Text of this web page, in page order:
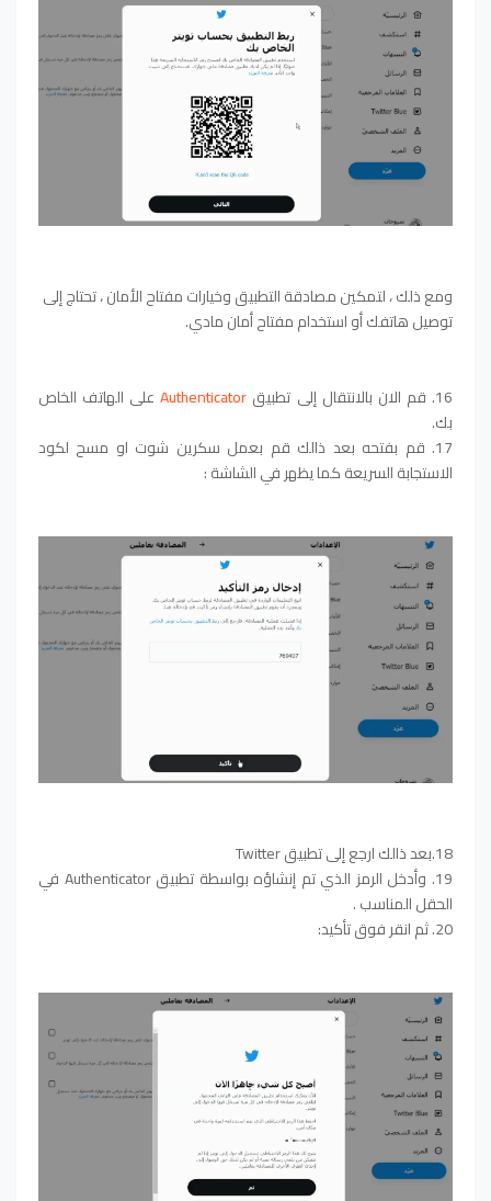
ومع ذلك ، لتمكين مصادقة التطبيق وخيارات مفتاح الأمان ، تحتاج إلى
توصيل هاتفك أو استخدام مفتاح أمان مادي.
16. قم الان بالانتقال إلى تطبيق Authenticatorعلى الهاتف الخاص
بك.
17. قم بفتحه بعد ذالك قم بعمل سكرين شوت او مسح لكود
الاستجابة السريعة كما يظهر في الشاشة :
18.بعد ذالك ارجع إلى تطبيق Twitter
19. وأدخل الرمز الذي تم إنشاؤه بواسطة تطبيق Authenticator في
الحقل المناسب .
20. ثم انقر فوق تأكيد: